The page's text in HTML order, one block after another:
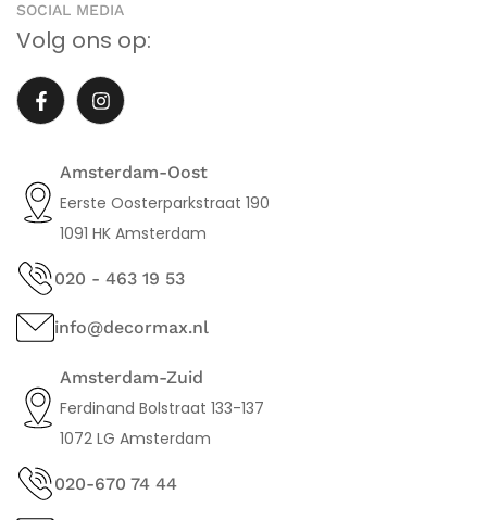
Amsterdam-Oost
Eerste Oosterparkstraat 190
1091 HK Amsterdam
020 - 463 19 53
info@decormax.nl
Amsterdam-Zuid
Ferdinand Bolstraat 133-137
1072 LG Amsterdam
020-670 74 44
SOCIAL MEDIA
Volg ons op: